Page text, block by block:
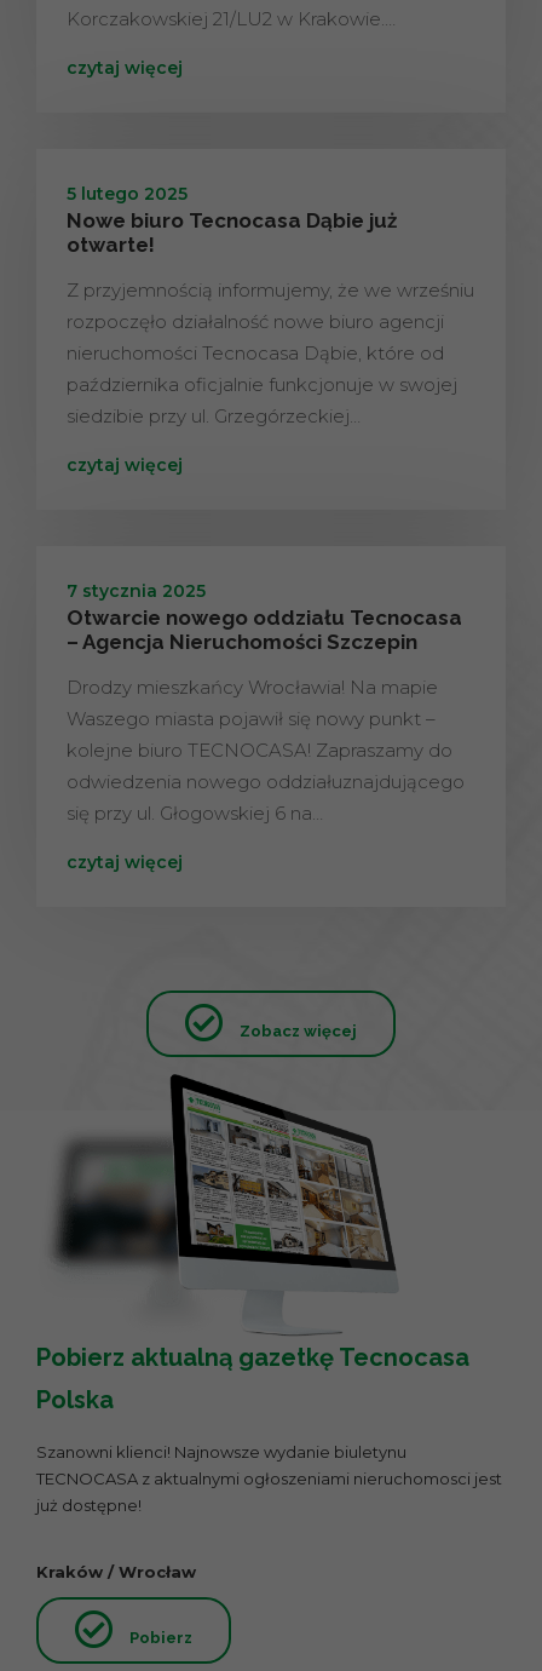
Korczakowskiej 21/LU2 w Krakowie.…
czytaj więcej
5 lutego 2025
Nowe biuro Tecnocasa Dąbie już
otwarte!
Z przyjemnością informujemy, że we wrześniu
rozpoczęło działalność nowe biuro agencji
nieruchomości Tecnocasa Dąbie, które od
października oficjalnie funkcjonuje w swojej
siedzibie przy ul. Grzegórzeckiej…
czytaj więcej
7 stycznia 2025
Otwarcie nowego oddziału Tecnocasa
– Agencja Nieruchomości Szczepin
Drodzy mieszkańcy Wrocławia! Na mapie
Waszego miasta pojawił się nowy punkt –
kolejne biuro TECNOCASA! Zapraszamy do
odwiedzenia nowego oddziałuznajdującego
się przy ul. Głogowskiej 6 na…
czytaj więcej
Zobacz więcej
Pobierz aktualną gazetkę Tecnocasa
Polska
Szanowni klienci! Najnowsze wydanie biuletynu
TECNOCASA z aktualnymi ogłoszeniami nieruchomosci jest
już dostępne!
Kraków / Wrocław
Pobierz